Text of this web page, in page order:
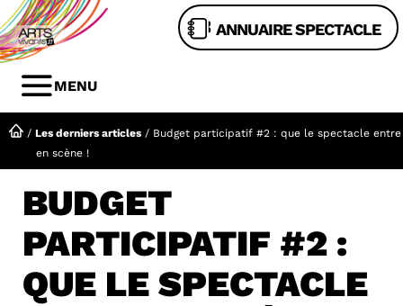
Aller
au
contenu
ANNUAIRE SPECTACLE
MENU
MENU
/ Les derniers articles / Budget participatif #2 : que le spectacle entre
en scène !
BUDGET
PARTICIPATIF #2 :
QUE LE SPECTACLE